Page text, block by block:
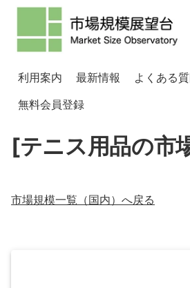
利用案内 最新情報 よくある
無料会員登録
[テニス用品の市
市場規模一覧（国内）へ戻る